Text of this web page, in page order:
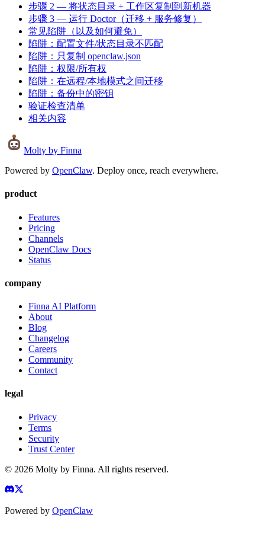
步骤 2 — 将状态目录 + 工作区复制到新机器
步骤 3 — 运行 Doctor（迁移 + 服务修复）
常见陷阱（以及如何避免）
陷阱：配置文件/状态目录不匹配
陷阱：只复制 openclaw.json
陷阱：权限/所有权
陷阱：在远程/本地模式之间迁移
陷阱：备份中的密钥
验证检查清单
相关内容
Molty by Finna
Powered by OpenClaw. Deploy once, reach everywhere.
product
Features
Pricing
Channels
OpenClaw Docs
Status
company
Finna AI Platform
About
Blog
Changelog
Careers
Community
Contact
legal
Privacy
Terms
Security
Trust Center
© 2026 Molty by Finna. All rights reserved.
Powered by OpenClaw